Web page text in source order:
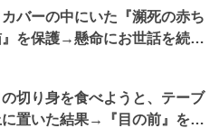
バーの中にいた『瀕死の赤ち
』を保護→懸命にお世話を続…
切り身を食べようと、テーブ
に置いた結果→『目の前』を…